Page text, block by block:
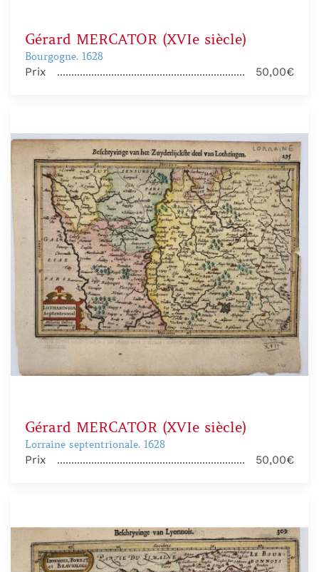
Gérard MERCATOR (XVIe siècle)
Bourgogne. 1628
Prix 50,00€
Gérard MERCATOR (XVIe siècle)
Lorraine septentrionale. 1628
Prix 50,00€